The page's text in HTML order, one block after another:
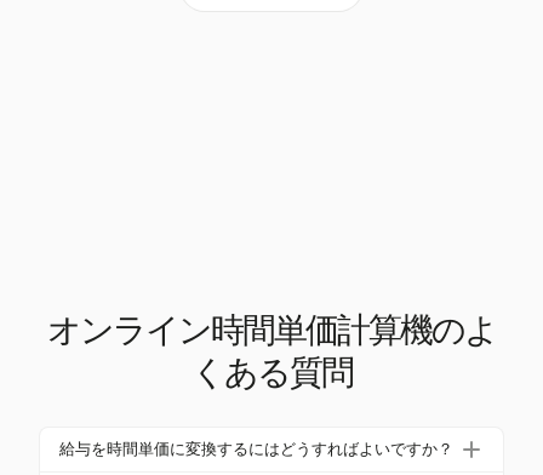
オンライン時間単価計算機のよ
くある質問
給与を時間単価に変換するにはどうすればよいですか？